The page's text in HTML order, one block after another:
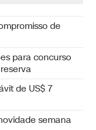
de
para concurso
de US$ 7
semana